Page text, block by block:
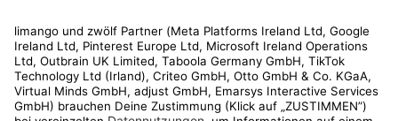
Kundenservice
Shop